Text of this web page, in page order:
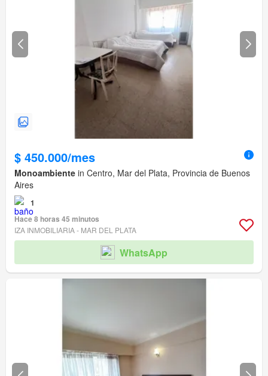
$ 450.000/mes
Monoambiente in Centro, Mar del Plata, Provincia de Buenos
Aires
1
Hace 8 horas 45 minutos
IZA INMOBILIARIA - MAR DEL PLATA
WhatsApp